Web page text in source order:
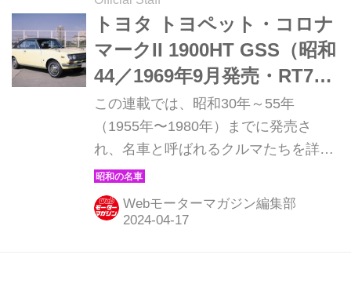
トヨタ トヨペット・コロナ
マークII 1900HT GSS（昭和
44／1969年9月発売・RT75
型）【昭和の名車・完全版
ダイジェスト053】
この連載では、昭和30年～55年
（1955年〜1980年）までに発売さ
れ、名車と呼ばれるクルマたちを詳細
に紹介しよう。その第54回目は、トヨ
タのツインカムシリーズの緒となった
トヨペット・コロナマークIIの登場
Webモーターマガジン編集部